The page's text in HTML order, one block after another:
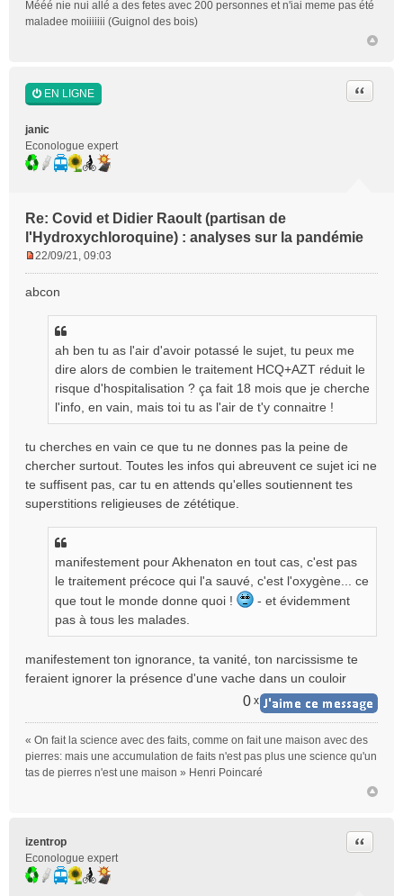
Mééé nie nui allé a des fetes avec 200 personnes et n'iai meme pas été
maladee moiiiiiii (Guignol des bois)
EN LIGNE
janic
Econologue expert
Re: Covid et Didier Raoult (partisan de
l'Hydroxychloroquine) : analyses sur la pandémie
Citer
s
u
22/09/21, 09:03
abcon
ah ben tu as l'air d'avoir potassé le sujet, tu peux me
dire alors de combien le traitement HCQ+AZT réduit le
risque d'hospitalisation ? ça fait 18 mois que je cherche
l'info, en vain, mais toi tu as l'air de t'y connaitre !
tu cherches en vain ce que tu ne donnes pas la peine de
chercher surtout. Toutes les infos qui abreuvent ce sujet ici ne
te suffisent pas, car tu en attends qu'elles soutiennent tes
superstitions religieuses de zététique.
manifestement pour Akhenaton en tout cas, c'est pas
le traitement précoce qui l'a sauvé, c'est l'oxygène... ce
que tout le monde donne quoi !
- et évidemment
pas à tous les malades.
manifestement ton ignorance, ta vanité, ton narcissisme te
feraient ignorer la présence d'une vache dans un couloir
0 x
« On fait la science avec des faits, comme on fait une maison avec des
pierres: mais une accumulation de faits n'est pas plus une science qu'un
tas de pierres n'est une maison » Henri Poincaré
izentrop
Econologue expert
Citer